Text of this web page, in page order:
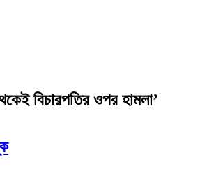
বিচারপতির ওপর হামলা’